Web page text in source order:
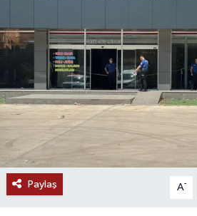
Paylaş A-